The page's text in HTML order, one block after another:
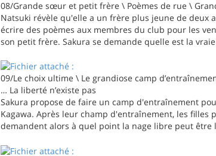
08/Grande sœur et petit frère \ Poèmes de rue \
Natsuki révèle qu'elle a un frère plus jeune de deux
écrire des poèmes aux membres du club pour les
son petit frère. Sakura se demande quelle est la
09/Le choix ultime \ Le grandiose camp
… La liberté n’existe pas
Sakura propose de faire un camp d'entraînement
Kagawa. Après leur champ d'entraînement, les
demandent alors à quel point la nage libre peut